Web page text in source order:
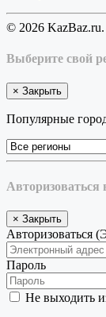
© 2026 KazBaz.ru.
Выберите свой
× Закрыть
Популярные
Авторизоваться
× Закрыть
Авторизоваться
Пароль
Не выходить